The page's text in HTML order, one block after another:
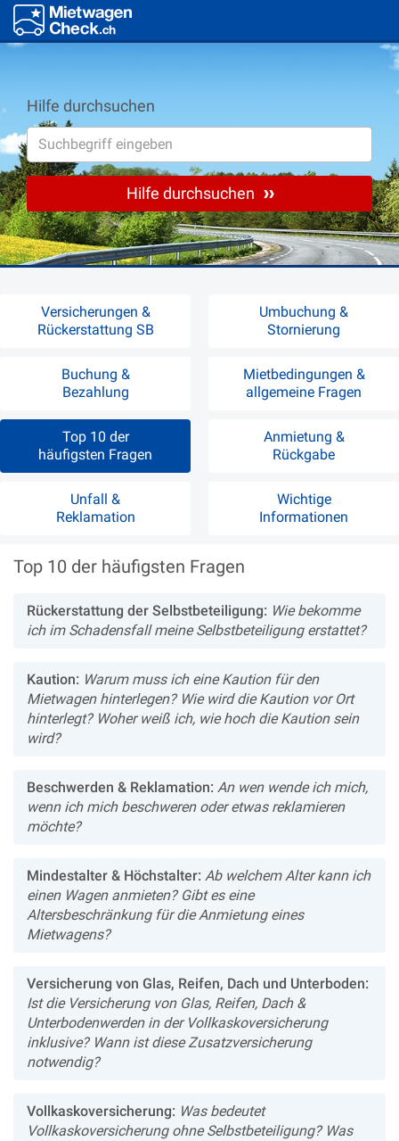
Hilfe durchsuchen
Hilfe durchsuchen
Versicherungen &
Rückerstattung SB
Umbuchung &
Stornierung
Buchung &
Bezahlung
Mietbedingungen &
allgemeine Fragen
Top 10 der
häufigsten Fragen
Anmietung &
Rückgabe
Unfall &
Reklamation
Wichtige
Informationen
Top 10 der häufigsten Fragen
Rückerstattung der Selbstbeteiligung: Wie bekomme
ich im Schadensfall meine Selbstbeteiligung erstattet?
Kaution: Warum muss ich eine Kaution für den
Mietwagen hinterlegen? Wie wird die Kaution vor Ort
hinterlegt? Woher weiß ich, wie hoch die Kaution sein
wird?
Beschwerden & Reklamation: An wen wende ich mich,
wenn ich mich beschweren oder etwas reklamieren
möchte?
Mindestalter & Höchstalter: Ab welchem Alter kann ich
einen Wagen anmieten? Gibt es eine
Altersbeschränkung für die Anmietung eines
Mietwagens?
Versicherung von Glas, Reifen, Dach und Unterboden:
Ist die Versicherung von Glas, Reifen, Dach &
Unterbodenwerden in der Vollkaskoversicherung
inklusive? Wann ist diese Zusatzversicherung
notwendig?
Vollkaskoversicherung: Was bedeutet
Vollkaskoversicherung ohne Selbstbeteiligung? Was